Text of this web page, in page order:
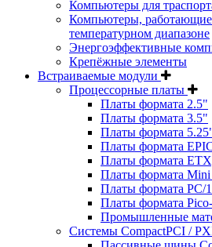
Компьютеры для
Компьютеры,
температурном диапазоне
Энергоэффективные
Крепёжные элементы
Встраиваемые модули
Процессорные платы
Платы формата 2.5"
Платы формата 3.5"
Платы формата
Платы формата
Платы формата
Платы формата
Платы формата PC/
Платы формата
Промышленные
Системы CompactPCI /